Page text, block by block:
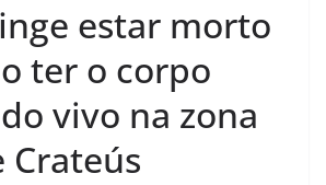
estar morto
ter o corpo
vivo na zona
Crateús